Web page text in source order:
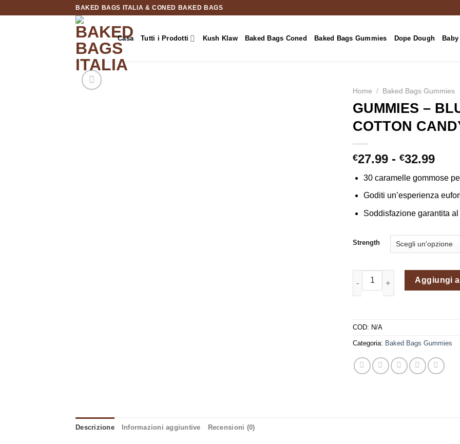
BAKED BAGS ITALIA & CONED BAKED BAGS
Casa Tutti i Prodotti Kush Klaw Baked Bags Coned Baked Bags Gummies Dope Dough Baby
Home / Baked Bags Gummies
GUMMIES –
COTTON
€27.99 - €32.99
da
a
30 caramelle gommose
Goditi un’esperienza
Soddisfazione garantita
Strength
GUMMIES - BLUE COTTON
Aggiungi
COD: N/A
Categoria: Baked Bags Gummies
Descrizione Informazioni aggiuntive Recensioni (0)